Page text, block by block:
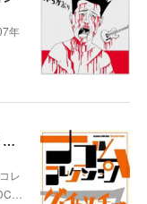
年
グレイトリッチーズ / グレイトリッチーズ ナゴムコレクション
レ